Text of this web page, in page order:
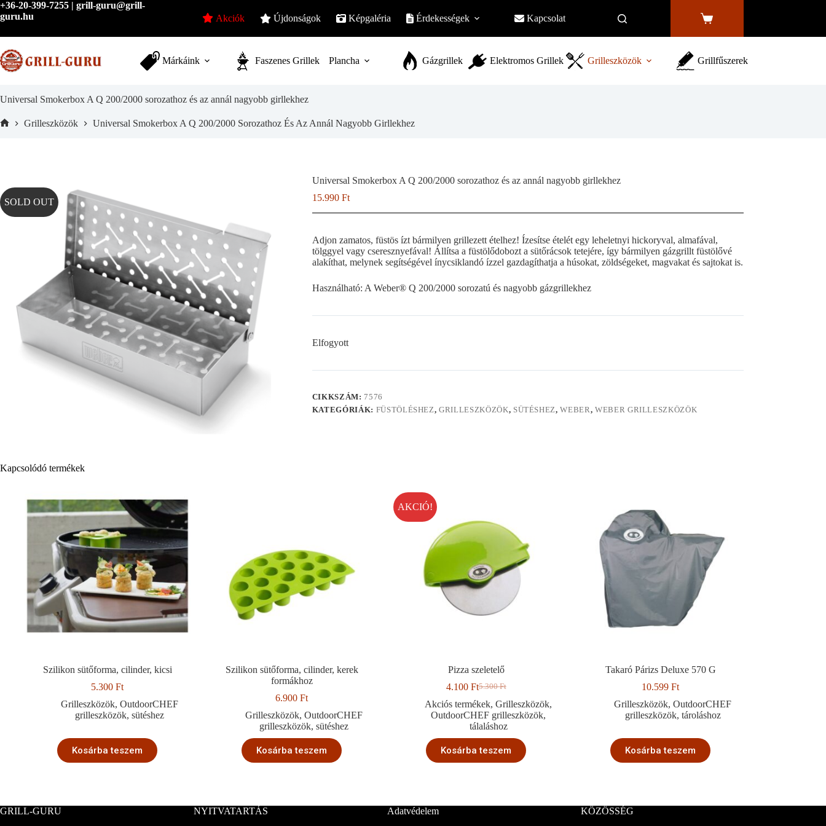
Skip
to
+36-20-399-7255 | grill-guru@grill-
guru.hu
Akciók Újdonságok Képgaléria Érdekességek Kapcsolat
Shopping
Márkáink Faszenes Grillek Plancha Gázgrillek Elektromos Grillek Grilleszközök Grillfűszerek
Universal Smokerbox A Q 200/2000 sorozathoz és az annál nagyobb girllekhez
Grilleszközök Universal Smokerbox A Q 200/2000 Sorozathoz És Az Annál Nagyobb Girllekhez
SOLD OUT
Universal Smokerbox A Q 200/2000 sorozathoz és az annál nagyobb girllekhez
15.990 Ft
Adjon zamatos, füstös ízt bármilyen grillezett ételhez! Ízesítse ételét egy leheletnyi hickoryval, almafával,
tölggyel vagy cseresznyefával! Állítsa a füstölődobozt a sütőrácsok tetejére, így bármilyen gázgrillt füstölővé
alakíthat, melynek segítségével ínycsiklandó ízzel gazdagíthatja a húsokat, zöldségeket, magvakat és sajtokat is.
Használható: A Weber® Q 200/2000 sorozatú és nagyobb gázgrillekhez
Elfogyott
CIKKSZÁM: 7576
KATEGÓRIÁK: FÜSTÖLÉSHEZ,GRILLESZKÖZÖK, SÜTÉSHEZ,WEBER, WEBER GRILLESZKÖZÖK
Kapcsolódó termékek
Szilikon sütőforma, cilinder, kicsi
5.300Ft
Grilleszközök,OutdoorCHEF
grilleszközök,sütéshez
Kosárba teszem
Szilikon sütőforma, cilinder, kerek
formákhoz
6.900Ft
Grilleszközök,OutdoorCHEF
grilleszközök,sütéshez
Kosárba teszem
AKCIÓ!
Pizza szeletelő
5.300Ft
Original
price
was:
5.300 Ft.
4.100 FtCurrent
price
is:
4.100 Ft.
Akciós termékek,Grilleszközök,
OutdoorCHEF grilleszközök,
tálaláshoz
Kosárba teszem
Takaró Párizs Deluxe 570 G
10.599Ft
Grilleszközök,OutdoorCHEF
grilleszközök, tároláshoz
Kosárba teszem
GRILL-GURU NYITVATARTÁS Adatvédelem KÖZÖSSÉG